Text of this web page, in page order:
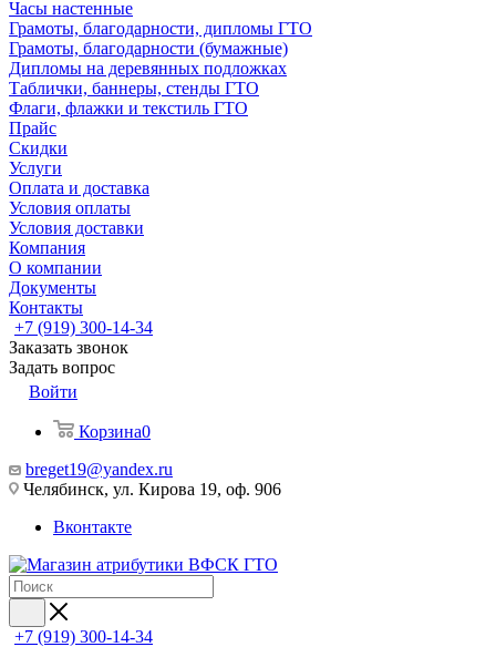
Часы настенные
Грамоты, благодарности, дипломы ГТО
Грамоты, благодарности (бумажные)
Дипломы на деревянных подложках
Таблички, баннеры, стенды ГТО
Флаги, флажки и текстиль ГТО
Прайс
Скидки
Услуги
Оплата и доставка
Условия оплаты
Условия доставки
Компания
О компании
Документы
Контакты
+7 (919) 300-14-34
Заказать звонок
Задать вопрос
Войти
Корзина0
breget19@yandex.ru
Челябинск, ул. Кирова 19, оф. 906
Вконтакте
+7 (919) 300-14-34